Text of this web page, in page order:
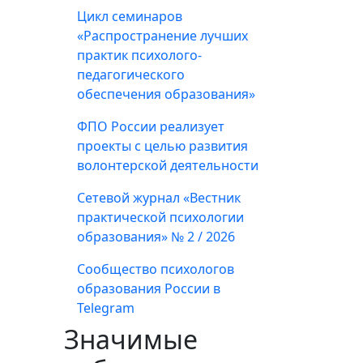
Цикл семинаров
«Распространение лучших
практик психолого-
педагогического
обеспечения образования»
ФПО России реализует
проекты с целью развития
волонтерской деятельности
Сетевой журнал «Вестник
практической психологии
образования» № 2 / 2026
Сообщество психологов
образования России в
Telegram
Значимые